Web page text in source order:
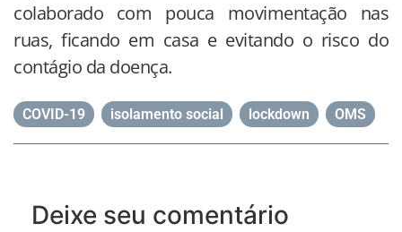
colaborado com pouca movimentação nas
ruas, ficando em casa e evitando o risco do
contágio da doença.
COVID-19 isolamento social lockdown OMS
Deixe seu comentário